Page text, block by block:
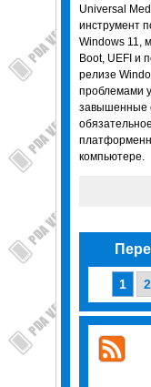
Universal
инструмент
Windows 11,
Boot, UEFI и
релизе
проблемами
завышенные
компьютере.
1 2